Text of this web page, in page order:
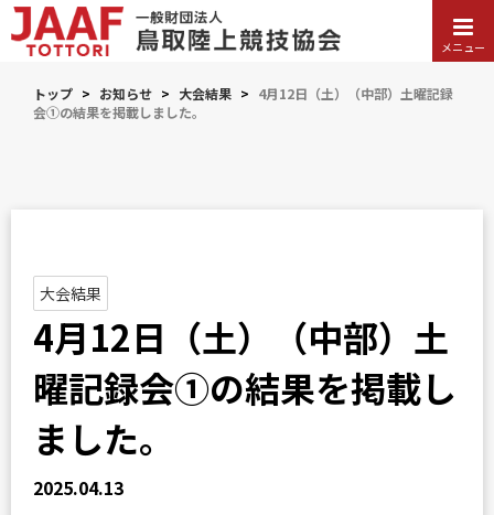
メニュー
トップ > お知らせ > 大会結果 > 4月12日（土）（中部）土曜記録
会①の結果を掲載しました。
大会結果
4月12日（土）（中部）土
曜記録会①の結果を掲載し
ました。
2025.04.13